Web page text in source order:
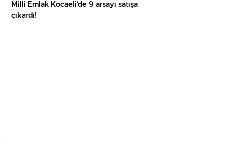
Milli Emlak Kocaeli’de 9 arsayı satışa
çıkardı!